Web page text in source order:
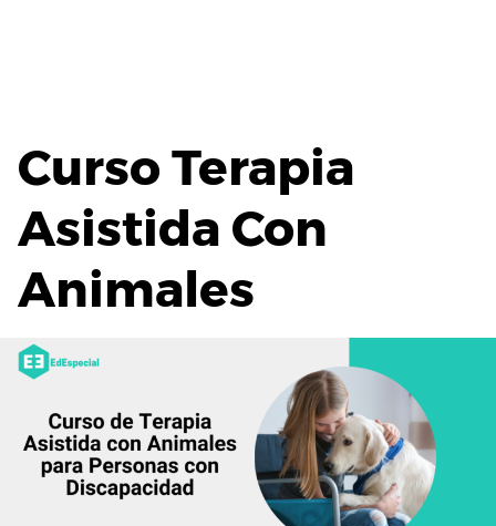
Curso Terapia
Asistida Con
Animales